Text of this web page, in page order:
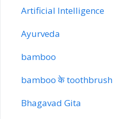
Artificial Intelligence
Ayurveda
bamboo
bamboo के toothbrush
Bhagavad Gita